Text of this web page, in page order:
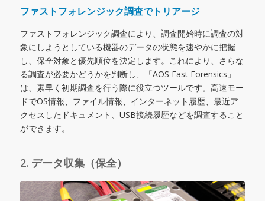
ファストフォレンジック調査でトリアージ
ファストフォレンジック調査により、調査開始時に調査の対
象にしようとしている機器のデータの状態を速やかに把握
し、保全対象と優先順位を決定します。これにより、さらな
る調査が必要かどうかを判断し、「AOS Fast Forensics」
は、素早く初期調査を行う際に役立つツールです。高速モー
ドでOS情報、ファイル情報、インターネット履歴、最近ア
クセスしたドキュメント、USB接続履歴などを調査すること
ができます。
2. データ収集（保全）